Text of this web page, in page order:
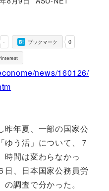
著
- 0
ブックマーク
news/160126/
年夏、一部の国家公
ゆう活」について、７
時間は変わらなかっ
日、日本国家公務員労
調査で分かった。